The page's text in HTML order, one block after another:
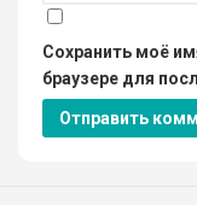
Сохранить моё
браузере для